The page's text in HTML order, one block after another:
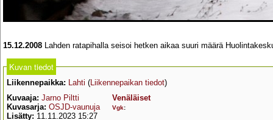
15.12.2008 Lahden ratapihalla seisoi hetken aikaa suuri määrä
Kuvan tiedot
Liikennepaikka: Lahti (Liikennepaikan tiedot)
Kuvaaja: Jarno Piltti
Kuvasarja: OSJD-vaunuja
Lisätty: 11.11.2023 15:27
Venäläiset
Vgk: